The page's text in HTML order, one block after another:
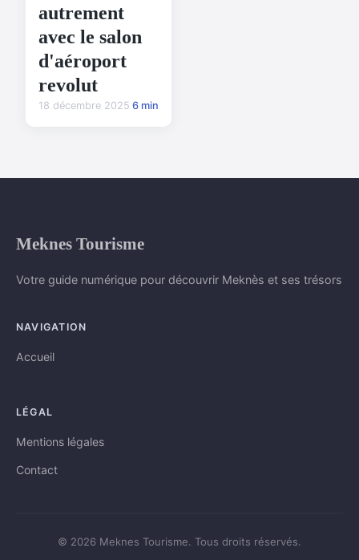
autrement
avec le salon
d'aéroport
revolut
18 décembre 2025 6 min
Meknes Tourisme
Votre guide numérique pour découvrir Meknès et ses trésors
NAVIGATION
Accueil
LÉGAL
Mentions légales
Contact
© 2026 Meknes Tourisme. Tous droits réservés.